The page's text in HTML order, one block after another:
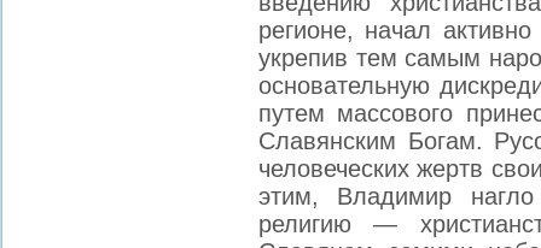
регионе, начал
укрепив тем самым
основательную
путем массового
Славянским Богам.
человеческих жертв
этим, Владимир
религию —